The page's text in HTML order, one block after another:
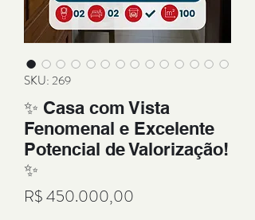
SKU: 269
✨ Casa com Vista
Fenomenal e Excelente
Potencial de Valorização!
✨
R$ 450.000,00